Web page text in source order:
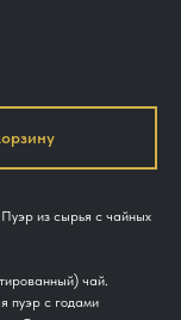
из сырья с чайных
чай.
пуэр с годами